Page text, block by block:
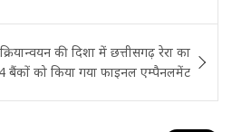
क्रियान्वयन की दिशा में छत्तीसगढ़ रेरा का
बैंकों को किया गया फाइनल एम्पैनलमेंट